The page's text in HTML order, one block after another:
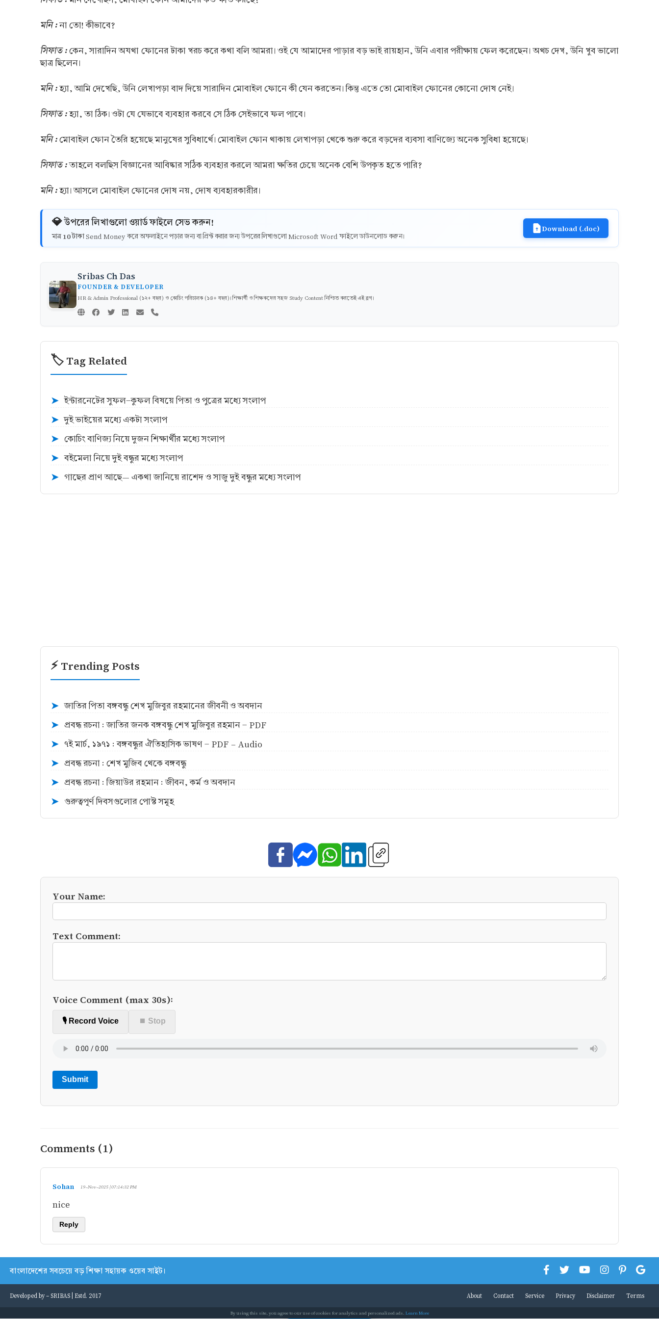
মনি :না তো! কীভাবে?
সিফাত :কেন, সারাদিন অযথা ফোনের টাকা খরচ করে কথা বলি আমরা। ওই যে আমাদের পাড়ার বড় ভাই রায়হান, উনি এবার পরীক্ষায় ফেল করেছেন। অথচ দেখ, উনি খুব ভালো
ছাত্র ছিলেন।
মনি :হ্যা, আমি দেখেছি, উনি লেখাপড়া বাদ দিয়ে সারাদিন মোবাইল ফোনে কী যেন করতেন। কিন্তু এতে তো মোবাইল ফোনের কোনো দোষ নেই।
সিফাত :হ্যা, তা ঠিক। ওটা যে যেভাবে ব্যবহার করবে সে ঠিক সেইভাবে ফল পাবে।
মনি :মোবাইল ফোন তৈরি হয়েছে মানুষের সুবিধার্থে। মোবাইল ফোন থাকায় লেখাপড়া থেকে শুরু করে বড়দের ব্যবসা বাণিজ্যে অনেক সুবিধা হয়েছে।
সিফাত :তাহলে বলছিস বিজ্ঞানের আবিষ্কার সঠিক ব্যবহার করলে আমরা ক্ষতির চেয়ে অনেক বেশি উপকৃত হতে পারি?
মনি :হ্যা। আসলে মোবাইল ফোনের দোষ নয়, দোষ ব্যবহারকারীর।
💎 উপরের লিখাগুলো ওয়ার্ড ফাইলে সেভ করুন!
মাত্র 10 টাকাSend Money করে অফলাইনে পড়ার জন্য বা প্রিন্ট করার জন্য উপরের লিখাগুলো Microsoft Word ফাইলে ডাউনলোড করুন।
Download (.doc)
Sribas Ch Das
FOUNDER & DEVELOPER
HR & Admin Professional (১২+ বছর) ও কোচিং পরিচালক (১৪+ বছর)। শিক্ষার্থী ও শিক্ষকদের সহজ Study Content নিশ্চিত করতেই এই ব্লগ।
🏷️ Tag Related
➤ ইন্টারনেটের সুফল-কুফল বিষয়ে পিতা ও পুত্রের মধ্যে সংলাপ
➤ দুই ভাইয়ের মধ্যে একটা সংলাপ
➤ কোচিং বাণিজ্য নিয়ে দুজন শিক্ষার্থীর মধ্যে সংলাপ
➤ বইমেলা নিয়ে দুই বন্ধুর মধ্যে সংলাপ
➤ গাছের প্রাণ আছে— একথা জানিয়ে রাশেদ ও সাজু দুই বন্ধুর মধ্যে সংলাপ
⚡ Trending Posts
➤ জাতির পিতা বঙ্গবন্ধু শেখ মুজিবুর রহমানের জীবনী ও অবদান
➤ প্রবন্ধ রচনা : জাতির জনক বঙ্গবন্ধু শেখ মুজিবুর রহমান - PDF
➤ ৭ই মার্চ, ১৯৭১ : বঙ্গবন্ধুর ঐতিহাসিক ভাষণ - PDF - Audio
➤ প্রবন্ধ রচনা : শেখ মুজিব থেকে বঙ্গবন্ধু
➤ প্রবন্ধ রচনা : জিয়াউর রহমান : জীবন, কর্ম ও অবদান
➤ গুরুত্বপূর্ণ দিবসগুলোর পোস্ট সমূহ
Your Name:
Text Comment:
Voice Comment (max 30s):
🎙️ Record Voice ⏹ Stop
Submit
Comments (1)
Sohan 19-Nov-2025 | 07:14:32 PM
nice
Reply
বাংলাদেশের সবচেয়ে বড় শিক্ষা সহায়ক ওয়েব সাইট।
Developed by - SRIBAS | Estd. 2017 About Contact Service Privacy Disclaimer Terms
By using this site, you agree to our use of cookies for analytics and personalized ads. Learn More